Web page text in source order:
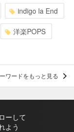
indigo la End
洋楽POPS
ワードをもっと見る
ーして
よう